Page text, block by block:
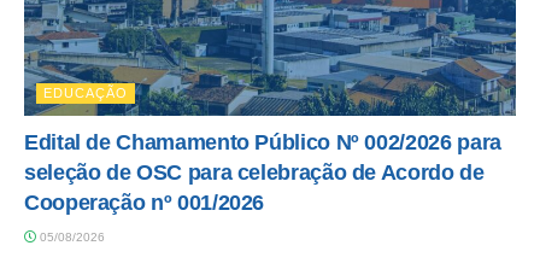
EDUCAÇÃO
Edital de Chamamento Público Nº 002/2026 para
seleção de OSC para celebração de Acordo de
Cooperação nº 001/2026
05/08/2026